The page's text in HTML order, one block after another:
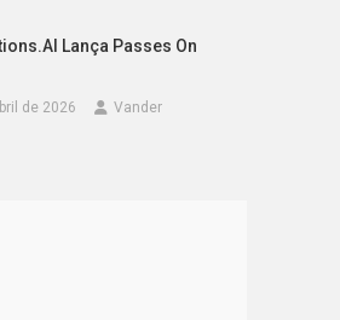
Lança Passes On
de 2026 Vander